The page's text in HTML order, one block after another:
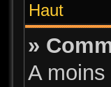
Haut
»
A